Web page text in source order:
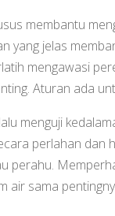
membantu
yang jelas
mengawasi
Aturan ada
menguji
perlahan dan
perahu.
air sama